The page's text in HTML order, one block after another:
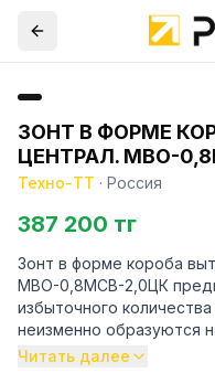
ЗОНТ В ФОРМЕ
ЦЕНТРАЛ. МВО-
Техно-ТТ · Россия
387 200 тг
Зонт в форме короба
МВО-0,8МСВ-2,0ЦК
избыточного
неизменно образуются
процессе готовки.
Читать далее